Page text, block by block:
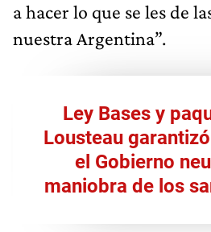
a hacer lo que se les de
nuestra Argentina”.
Ley Bases y
Lousteau
el Gobierno
maniobra de los